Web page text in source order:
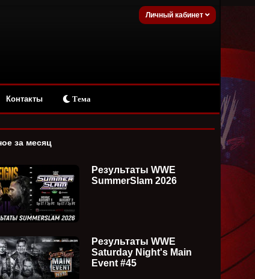
Личный кабинет
Контакты Тема
за месяц
Результаты WWE
SummerSlam 2026
Результаты WWE
Saturday Night's Main
Event #45